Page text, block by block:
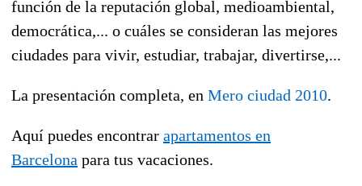
función de la reputación global, medioambiental,
democrática,... o cuáles se consideran las mejores
ciudades para vivir, estudiar, trabajar, divertirse,...
La presentación completa, en Mero ciudad 2010.
Aquí puedes encontrar apartamentos en
Barcelona para tus vacaciones.